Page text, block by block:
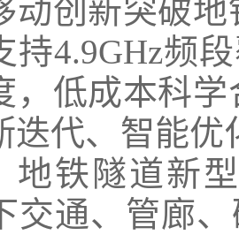
新突破地
持4.9GHz频
，低成本科
迭代、智能
地铁隧道新
交通、管廊